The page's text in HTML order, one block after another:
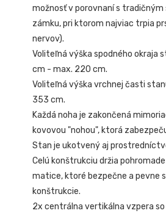
možnosť v porovnaní s
zámku, pri ktorom najviac trpia
nervov).
Voliteľná výška spodného okraja
cm - max. 220 cm.
Voliteľná výška vrchnej časti
353 cm.
Každá noha je zakončená
kovovou "nohou", ktorá
Stan je ukotvený aj
Celú konštrukciu držia
matice, ktoré bezpečne a pevne
konštrukcie.
2x centrálna vertikálna vzpera